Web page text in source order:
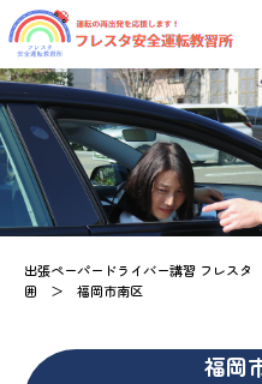
出張ペーパードライバー講習 フレスタ
囲 ＞ 福岡市南区
福岡